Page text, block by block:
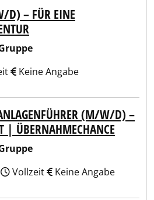
D) – FÜR EINE
Keine Angabe
(M/W/D) –
| ÜBERNAHMECHANCE
Vollzeit Keine Angabe